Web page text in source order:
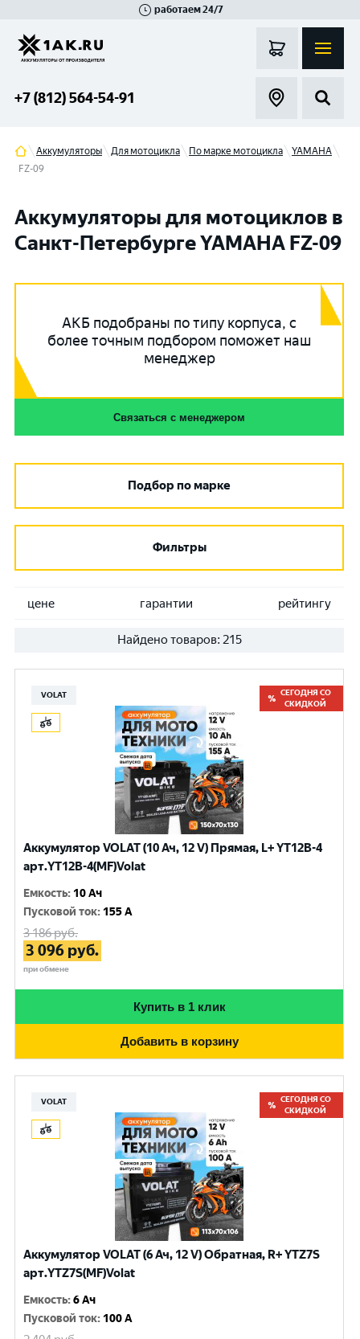
работаем 24/7
+7 (812) 564-54-91
Аккумуляторы Для мотоцикла По марке мотоцикла
YAMAHA
FZ-09
Аккумуляторы для мотоциклов в
Санкт-Петербурге YAMAHA FZ-09
АКБ подобраны по типу корпуса, с
более точным подбором поможет наш
менеджер
Связаться с менеджером
Подбор по марке
Фильтры
цене гарантии рейтингу
Найдено товаров: 215
VOLAT
СЕГОДНЯ СО
СКИДКОЙ
Аккумулятор VOLAT (10 Ач, 12 V) Прямая, L+ YT12B-4
арт.YT12B-4(MF)Volat
Емкость: 10 Ач
Пусковой ток: 155 A
3 186руб.
3 096 руб.
при обмене
Купить в 1 клик
Добавить в корзину
VOLAT
СЕГОДНЯ СО
СКИДКОЙ
Аккумулятор VOLAT (6 Ач, 12 V) Обратная, R+ YTZ7S
арт.YTZ7S(MF)Volat
Емкость:6 Ач
Пусковой ток: 100 A
Гатчина